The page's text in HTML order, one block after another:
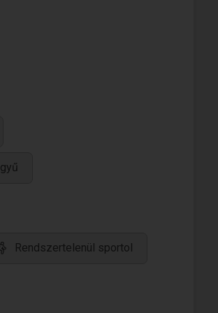
Rendszertelenül sportol